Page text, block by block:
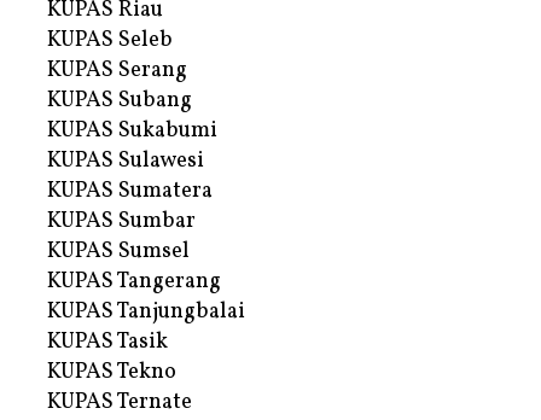
KUPAS Riau
KUPAS Seleb
KUPAS Serang
KUPAS Subang
KUPAS Sukabumi
KUPAS Sulawesi
KUPAS Sumatera
KUPAS Sumbar
KUPAS Sumsel
KUPAS Tangerang
KUPAS Tanjungbalai
KUPAS Tasik
KUPAS Tekno
KUPAS Ternate